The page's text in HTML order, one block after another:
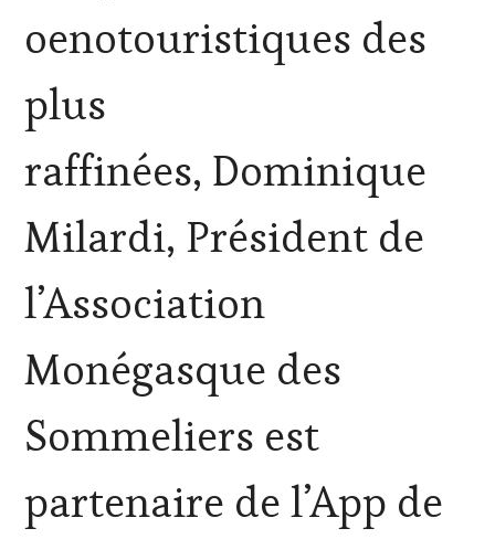
:
WINE
VOUCHER,
CÔTES-
PROVENCE,
DOMAINE
ADHÉRENT,
VIN
EDITION
LES
DU
VIN
DE
LA
GASTRONOMIE
FRANÇAISE,
oenotouristiques des
plus
raffinées, Dominique
Milardi, Président de
l’Association
Monégasque des
Sommeliers est
partenaire de l’App de